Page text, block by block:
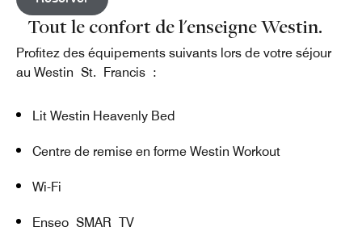
Tout le confort de l'enseigne Westin.
Profitez des équipements suivants lors de votre séjour
au Westin St. Francis :
Lit Westin Heavenly Bed
Centre de remise en forme Westin Workout
Wi-Fi
Enseo SMAR TV